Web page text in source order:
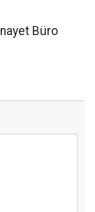
Büro